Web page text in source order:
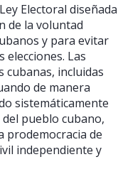
Electoral diseñada
de la voluntad
y para evitar
elecciones. Las
incluidas
de manera
sistemáticamente
pueblo cubano,
prodemocracia de
independiente y